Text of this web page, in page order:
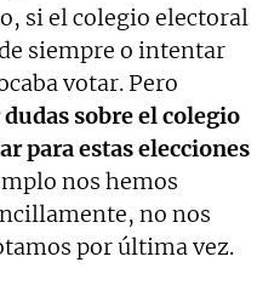
si el colegio electoral
siempre o intentar
votar. Pero
sobre el colegio
para estas elecciones
nos hemos
no nos
por última vez.